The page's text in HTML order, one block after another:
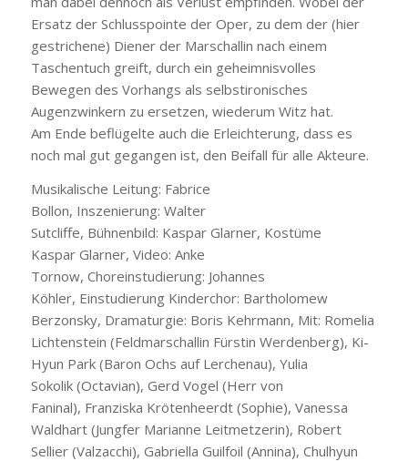
Ersatz der Schlusspointe der Oper, zu dem der (hier
gestrichene) Diener der Marschallin nach einem
Taschentuch greift, durch ein geheimnisvolles
Bewegen des Vorhangs als selbstironisches
Augenzwinkern zu ersetzen, wiederum Witz hat.
Am Ende beflügelte auch die Erleichterung, dass es
noch mal gut gegangen ist, den Beifall für alle Akteure.
Musikalische Leitung: Fabrice
Bollon, Inszenierung: Walter
Sutcliffe, Bühnenbild: Kaspar Glarner, Kostüme
Kaspar Glarner, Video: Anke
Tornow, Choreinstudierung: Johannes
Köhler, Einstudierung Kinderchor: Bartholomew
Berzonsky, Dramaturgie: Boris Kehrmann, Mit: Romelia
Lichtenstein (Feldmarschallin Fürstin Werdenberg), Ki-
Hyun Park (Baron Ochs auf Lerchenau), Yulia
Sokolik (Octavian), Gerd Vogel (Herr von
Faninal), Franziska Krötenheerdt (Sophie), Vanessa
Waldhart (Jungfer Marianne Leitmetzerin), Robert
Sellier (Valzacchi), Gabriella Guilfoil (Annina), Chulhyun